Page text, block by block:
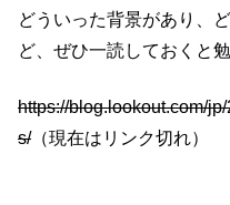
どういった背景があり、
ど、ぜひ一読しておくと
https://blog.lookout.com/
s/（現在はリンク切れ）